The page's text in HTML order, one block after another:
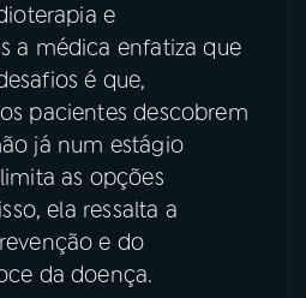
e
a médica enfatiza que
é que,
pacientes descobrem
já num estágio
as opções
ela ressalta a
e do
da doença.